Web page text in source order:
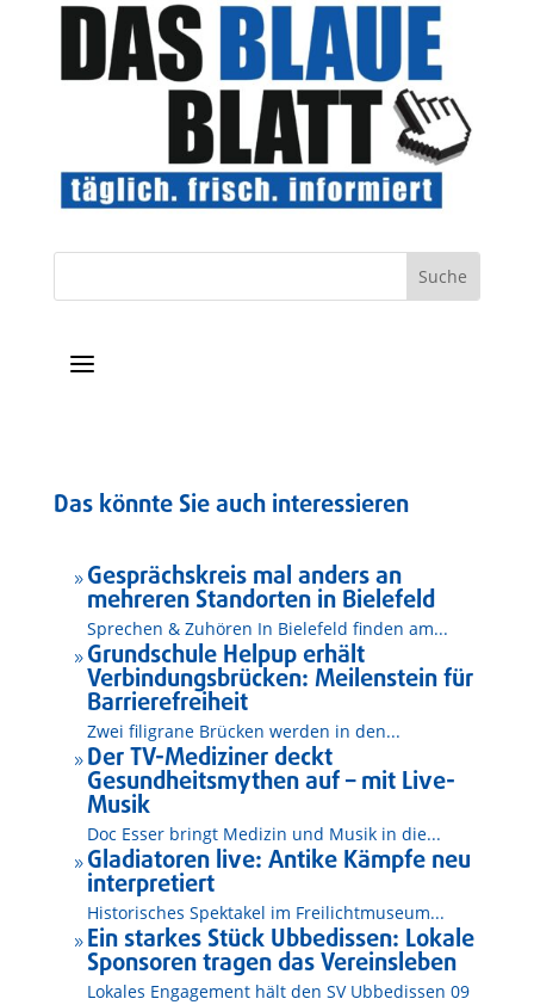
a
Das könnte Sie auch interessieren
9 Gesprächskreis mal anders an
mehreren Standorten in Bielefeld
Sprechen & Zuhören In Bielefeld finden am...
9 Grundschule Helpup erhält
Verbindungsbrücken: Meilenstein für
Barrierefreiheit
Zwei filigrane Brücken werden in den...
9 Der TV-Mediziner deckt
Gesundheitsmythen auf – mit Live-
Musik
Doc Esser bringt Medizin und Musik in die...
9 Gladiatoren live: Antike Kämpfe neu
interpretiert
Historisches Spektakel im Freilichtmuseum...
9 Ein starkes Stück Ubbedissen: Lokale
Sponsoren tragen das Vereinsleben
Lokales Engagement hält den SV Ubbedissen 09